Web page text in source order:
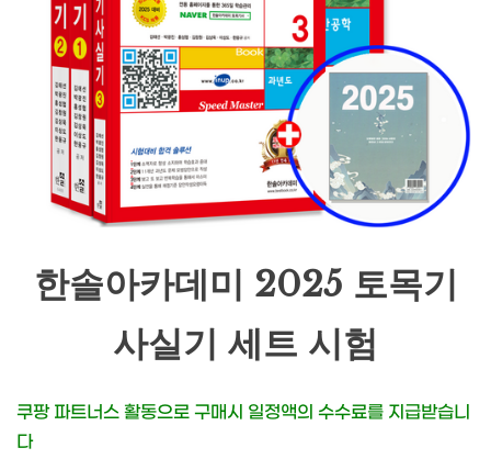
한솔아카데미 2025 토목기
사실기 세트 시험
쿠팡 파트너스 활동으로 구매시 일정액의 수수료를 지급받습니
다